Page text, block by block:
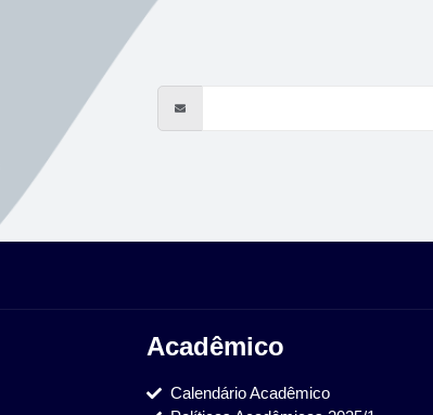
Acadêmico
Calendário Acadêmico